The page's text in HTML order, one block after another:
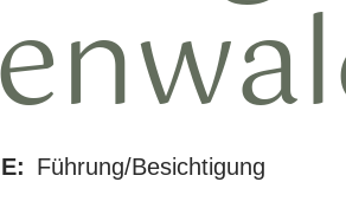
Führung/Besichtigung